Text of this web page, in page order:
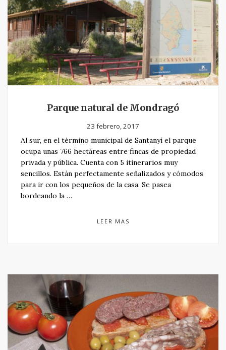
Parque natural de Mondragó
23 febrero, 2017
Al sur, en el término municipal de Santanyí el parque
ocupa unas 766 hectáreas entre fincas de propiedad
privada y pública. Cuenta con 5 itinerarios muy
sencillos. Están perfectamente señalizados y cómodos
para ir con los pequeños de la casa. Se pasea
bordeando la …
LEER MAS